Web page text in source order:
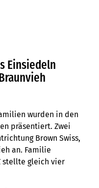
Einsiedeln
wurden in den
präsentiert. Zwei
Brown Swiss,
an. Familie
stellte gleich vier